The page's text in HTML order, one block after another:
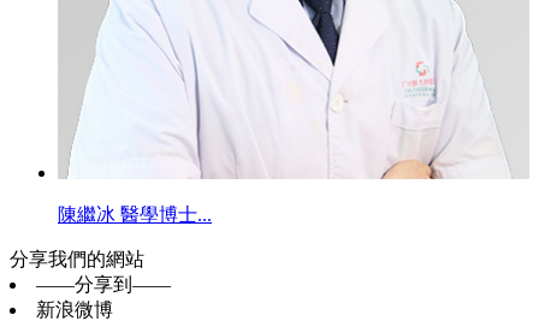
陳繼冰 醫學博士...
分享我們的網站
——分享到——
新浪微博